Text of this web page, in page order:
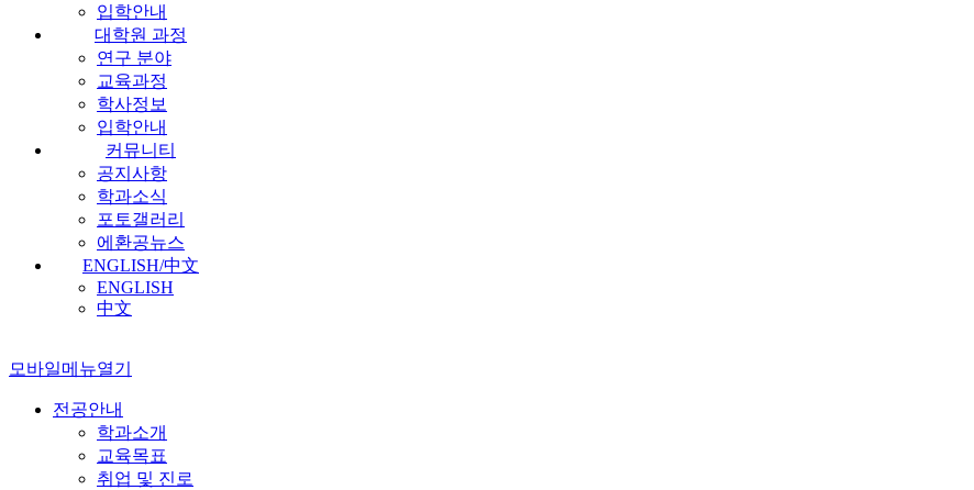
입학안내
대학원 과정
연구 분야
교육과정
학사정보
입학안내
커뮤니티
공지사항
학과소식
포토갤러리
에환공뉴스
ENGLISH/中文
ENGLISH
中文
모바일메뉴열기
전공안내
학과소개
교육목표
취업 및 진로